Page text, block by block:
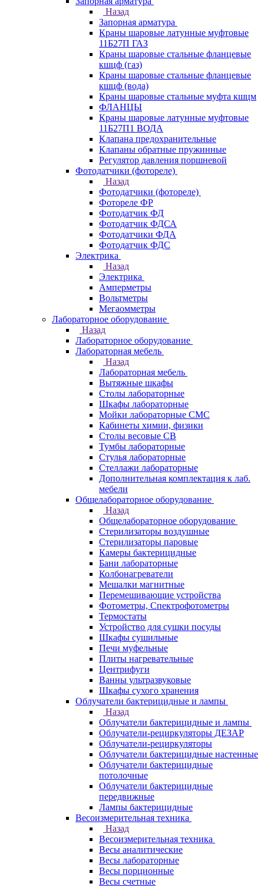
Назад
Запорная арматура
Краны шаровые латунные муфтовые
11Б27П ГАЗ
Краны шаровые стальные фланцевые
кшцф (газ)
Краны шаровые стальные фланцевые
кшцф (вода)
Краны шаровые стальные муфта кшцм
ФЛАНЦЫ
Краны шаровые латунные муфтовые
11Б27П1 ВОДА
Клапана предохранительные
Клапаны обратные пружинные
Регулятор давления поршневой
Фотодатчики (фотореле)
Назад
Фотодатчики (фотореле)
Фотореле ФР
Фотодатчик ФД
Фотодатчик ФДСА
Фотодатчики ФДА
Фотодатчик ФДС
Электрика
Назад
Электрика
Амперметры
Вольтметры
Мегаомметры
Лабораторное оборудование
Назад
Лабораторное оборудование
Лабораторная мебель
Назад
Лабораторная мебель
Вытяжные шкафы
Столы лабораторные
Шкафы лабораторные
Мойки лабораторные СМС
Кабинеты химии, физики
Столы весовые СВ
Тумбы лабораторные
Стулья лабораторные
Стеллажи лабораторные
Дополнительная комплектация к лаб.
мебели
Общелабораторное оборудование
Назад
Общелабораторное оборудование
Стерилизаторы воздушные
Стерилизаторы паровые
Камеры бактерицидные
Бани лабораторные
Колбонагреватели
Мешалки магнитные
Перемешивающие устройства
Фотометры, Спектрофотометры
Термостаты
Устройство для сушки посуды
Шкафы сушильные
Печи муфельные
Плиты нагревательные
Центрифуги
Ванны ультразвуковые
Шкафы сухого хранения
Облучатели бактерицидные и лампы
Назад
Облучатели бактерицидные и лампы
Облучатели-рециркуляторы ДЕЗАР
Облучатели-рециркуляторы
Облучатели бактерицидные настенные
Облучатели бактерицидные
потолочные
Облучатели бактерицидные
передвижные
Лампы бактерицидные
Весоизмерительная техника
Назад
Весоизмерительная техника
Весы аналитические
Весы лабораторные
Весы порционные
Весы счетные